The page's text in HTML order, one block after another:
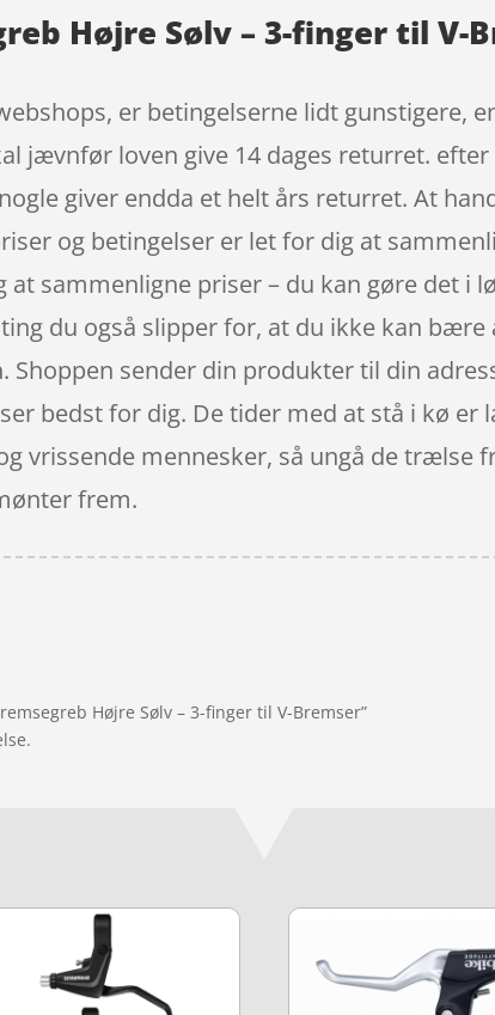
Højre Sølv – 3-finger til
er betingelserne lidt gunstigere,
jævnfør loven give 14 dages returret.
giver endda et helt års returret. At
og betingelser er let for dig at
at sammenligne priser – du kan gøre det i
du også slipper for, at du ikke kan bære
Shoppen sender din produkter til din
bedst for dig. De tider med at stå i kø
vrissende mennesker, så ungå de trælse
frem.
Højre Sølv – 3-finger til V-Bremser”